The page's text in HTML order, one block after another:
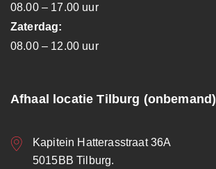
08.00 – 17.00 uur
Zaterdag:
08.00 – 12.00 uur
Afhaal locatie Tilburg (onbemand)
Kapitein Hatterasstraat 36A
5015BB Tilburg.